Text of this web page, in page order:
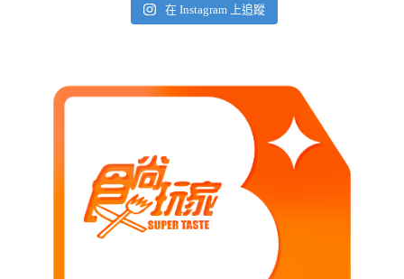
在 Instagram 上追蹤